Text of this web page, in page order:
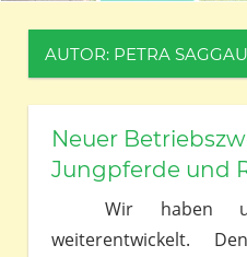
AUTOR: PETRA SAGGAU
Neuer
Jungpferde und
Wir haben
weiterentwickelt.